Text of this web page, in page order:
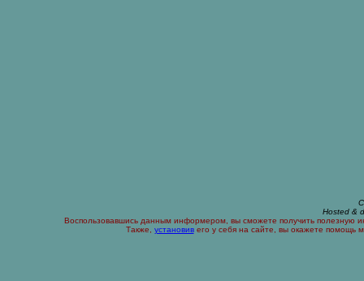
Hosted &
Воспользовавшись данным информером, вы сможете получить полезную
Также, установивего у себя на сайте, вы окажете помощь